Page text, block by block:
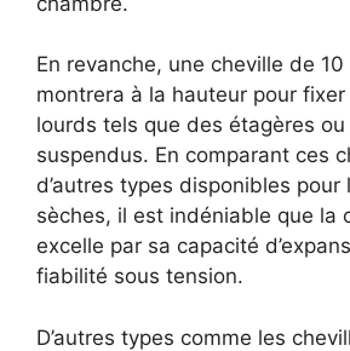
En revanche, une cheville de
montrera à la hauteur pour
lourds tels que des étagères
suspendus. En comparant ces
d’autres types disponibles pour
sèches, il est indéniable que la
excelle par sa capacité
fiabilité sous tension.
D’autres types comme les